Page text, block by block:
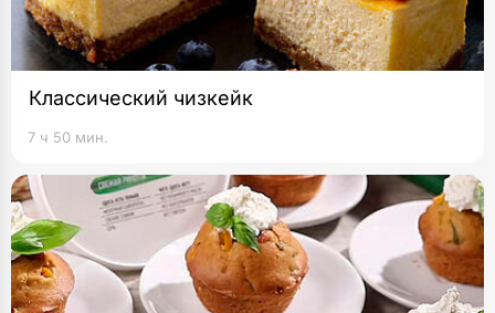
Классический чизкейк
7 ч 50 мин.